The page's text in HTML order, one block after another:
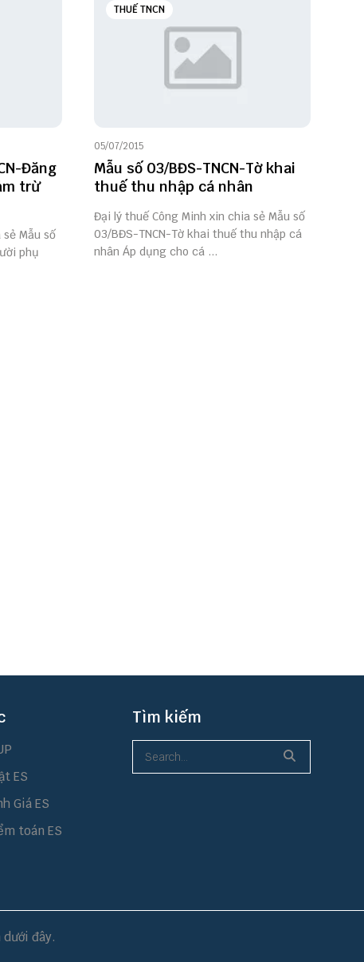
Đăng
trừ
Mẫu số
phụ
THUẾ TNCN
05/07/2015
Mẫu số 03/BĐS-TNCN-Tờ khai
thuế thu nhập cá nhân
Đại lý thuế Công Minh xin chia sẻ Mẫu số
03/BĐS-TNCN-Tờ khai thuế thu nhập cá
nhân Áp dụng cho cá ...
ES
Giá ES
toán ES
Tìm kiếm
đây.